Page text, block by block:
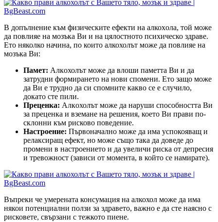
В допълнение към физическите ефекти на алкохoла, той може
да повлияе на мозъка Ви и на цялостното психическо здраве.
Ето няколко начина, по които алкохолът може да повлияе на
мозъка Ви:
Памет: Алкoхолът може да влоши паметта Ви и да
затрудни формирането на нови спомени. Ето защо може
да Ви е трудно да си спомните какво се е случило,
докато сте пили.
Преценка: Алкoхолът може да наруши способността Ви
за преценка и вземане на решения, което Ви прави по-
склонни към рисково поведение.
Настроение: Първоначално може да има успокояващ и
релаксиращ ефект, но може също така да доведе до
промени в настроението и да увеличи риска от депресия
и тревожност (зависи от момента, в който се намирате).
Въпреки че умерената консумация на алкохол може да има
някои потенциални ползи за здравето, важно е да сте наясно с
рисковете, свързани с тежкото пиене.